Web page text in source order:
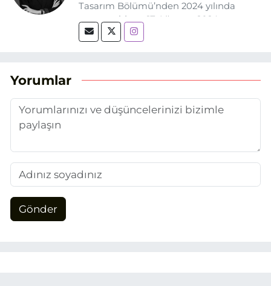
Tasarım Bölümü’nden 2024 yılında
mezun oldum. 17 Ağustos 2024
tarihinde, Grafik Tasarım alanında staj
adım attım.
Yorumlar
Gönder